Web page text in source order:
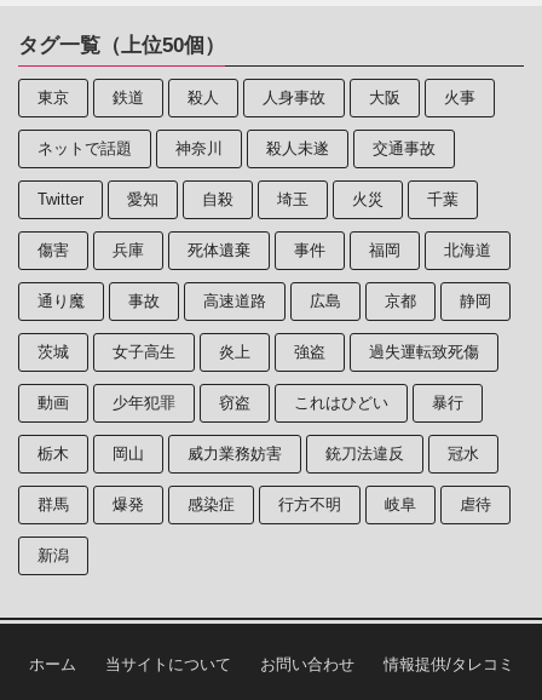
タグ一覧（上位50個）
東京 鉄道 殺人 人身事故 大阪 火事
ネットで話題 神奈川 殺人未遂 交通事故
Twitter 愛知 自殺 埼玉 火災 千葉
傷害 兵庫 死体遺棄 事件 福岡 北海道
通り魔 事故 高速道路 広島 京都 静岡
茨城 女子高生 炎上 強盗 過失運転致死傷
動画 少年犯罪 窃盗 これはひどい 暴行
栃木 岡山 威力業務妨害 銃刀法違反 冠水
群馬 爆発 感染症 行方不明 岐阜 虐待
新潟
ホーム 当サイトについて お問い合わせ 情報提供/タレコミ